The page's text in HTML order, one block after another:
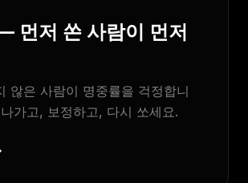
먼저 쏜 사람이 먼저
않은 사람이 명중률을 걱정합니
가고, 보정하고, 다시 쏘세요.